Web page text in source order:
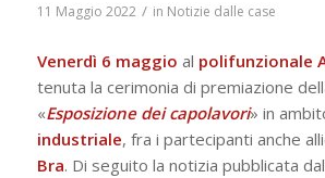
11 Maggio 2022 / in Notizie dalle case
Venerdì 6 maggio al polifunzionale
tenuta la cerimonia di premiazione
«Esposizione dei capolavori» in
industriale, fra i partecipanti anche
Bra. Di seguito la notizia pubblicata